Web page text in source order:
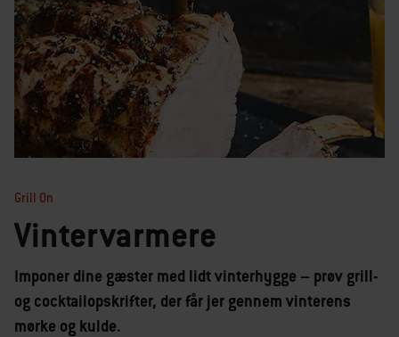
Grill On
Vintervarmere
Imponer dine gæster med lidt vinterhygge – prøv grill-
og cocktailopskrifter, der får jer gennem vinterens
mørke og kulde.